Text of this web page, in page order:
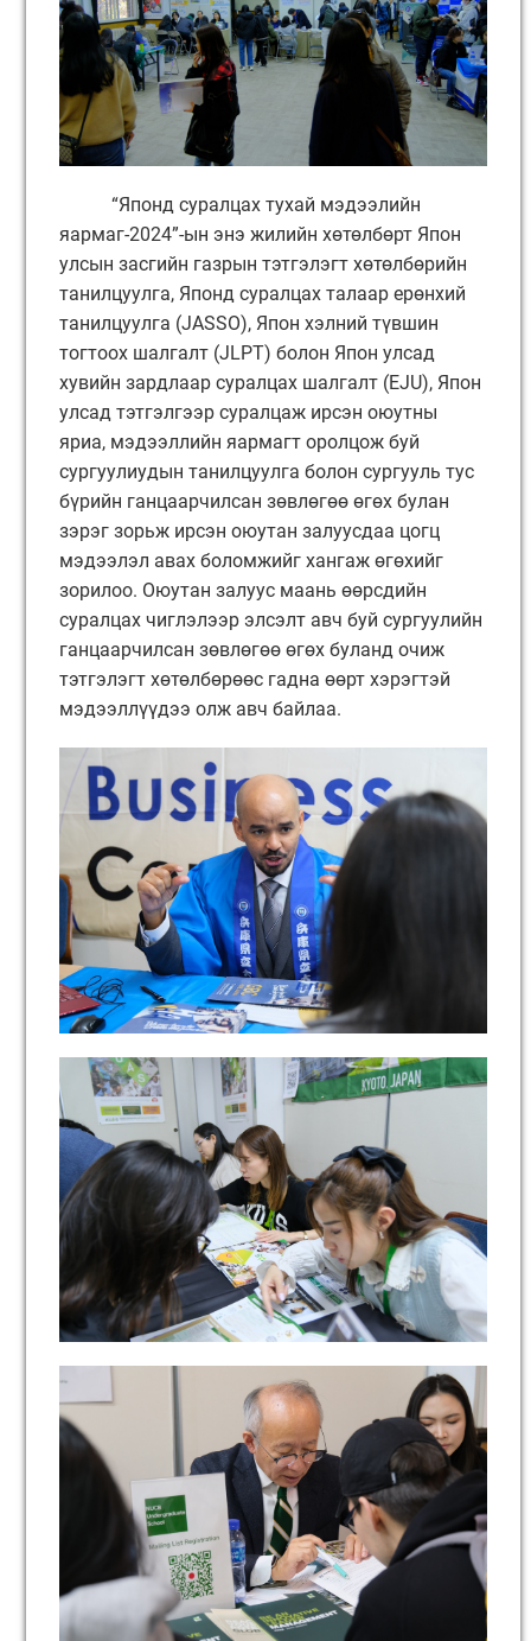
“Японд суралцах тухай мэдээлийн
яармаг-2024”-ын энэ жилийн хөтөлбөрт Япон
улсын засгийн газрын тэтгэлэгт хөтөлбөрийн
танилцуулга, Японд суралцах талаар ерөнхий
танилцуулга (JASSO), Япон хэлний түвшин
тогтоох шалгалт (JLPT) болон Япон улсад
хувийн зардлаар суралцах шалгалт (EJU), Япон
улсад тэтгэлгээр суралцаж ирсэн оюутны
яриа, мэдээллийн яармагт оролцож буй
сургуулиудын танилцуулга болон сургууль тус
бүрийн ганцаарчилсан зөвлөгөө өгөх булан
зэрэг зорьж ирсэн оюутан залуусдаа цогц
мэдээлэл авах боломжийг хангаж өгөхийг
зорилоо. Оюутан залуус маань өөрсдийн
суралцах чиглэлээр элсэлт авч буй сургуулийн
ганцаарчилсан зөвлөгөө өгөх буланд очиж
тэтгэлэгт хөтөлбөрөөс гадна өөрт хэрэгтэй
мэдээллүүдээ олж авч байлаа.